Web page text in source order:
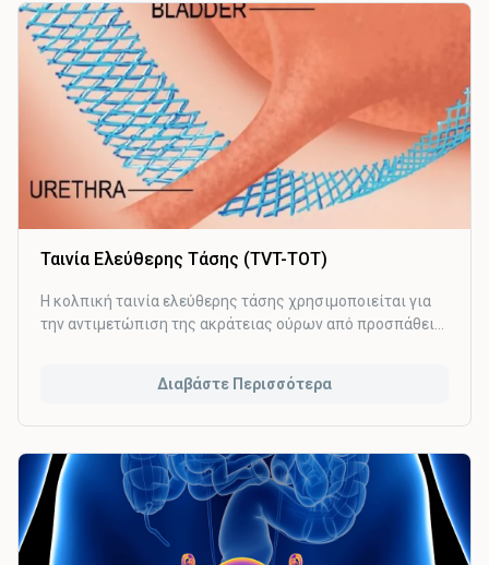
Ταινία Ελεύθερης Τάσης (TVT-TOT)
Η κολπική ταινία ελεύθερης τάσης χρησιμοποιείται για
την αντιμετώπιση της ακράτειας ούρων από προσπάθεια,
Διαβάστε Περισσότερα